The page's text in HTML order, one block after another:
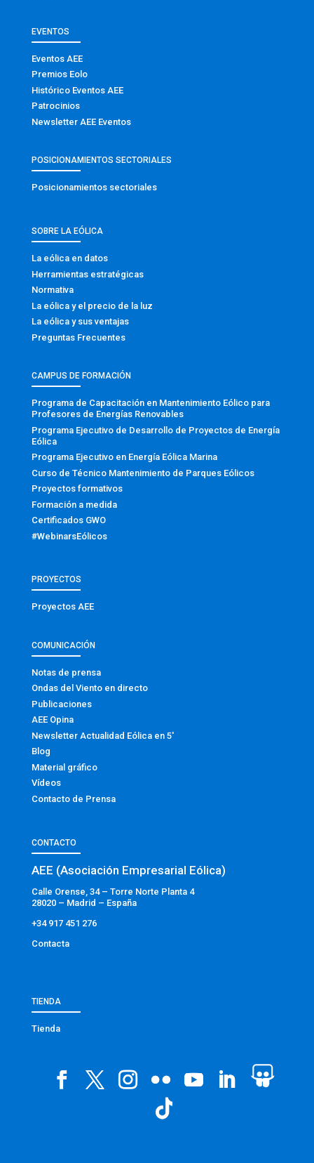
EVENTOS
Eventos AEE
Premios Eolo
Histórico Eventos AEE
Patrocinios
Newsletter AEE Eventos
POSICIONAMIENTOS SECTORIALES
Posicionamientos sectoriales
SOBRE LA EÓLICA
La eólica en datos
Herramientas estratégicas
Normativa
La eólica y el precio de la luz
La eólica y sus ventajas
Preguntas Frecuentes
CAMPUS DE FORMACIÓN
Programa de Capacitación en Mantenimiento Eólico para
Profesores de Energías Renovables
Programa Ejecutivo de Desarrollo de Proyectos de Energía
Eólica
Programa Ejecutivo en Energía Eólica Marina
Curso de Técnico Mantenimiento de Parques Eólicos
Proyectos formativos
Formación a medida
Certificados GWO
#WebinarsEólicos
PROYECTOS
Proyectos AEE
COMUNICACIÓN
Notas de prensa
Ondas del Viento en directo
Publicaciones
AEE Opina
Newsletter Actualidad Eólica en 5′
Blog
Material gráfico
Vídeos
Contacto de Prensa
CONTACTO
AEE (Asociación Empresarial Eólica)
Calle Orense, 34 – Torre Norte Planta 4
28020 – Madrid – España
+34 917 451 276
Contacta
TIENDA
Tienda